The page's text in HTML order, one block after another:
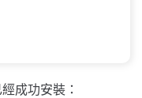
成功安裝：